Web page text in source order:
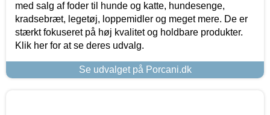
med salg af foder til hunde og katte, hundesenge,
kradsebræt, legetøj, loppemidler og meget mere. De er
stærkt fokuseret på høj kvalitet og holdbare produkter.
Klik her for at se deres udvalg.
Se udvalget på Porcani.dk